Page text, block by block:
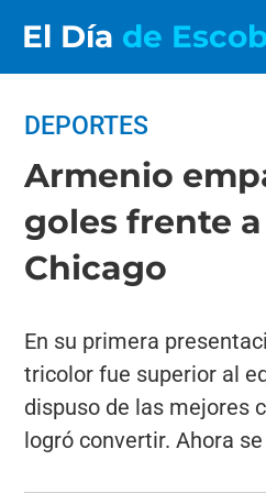
El Día de
DEPORTES
Armenio
goles frente
Chicago
En su primera
tricolor fue superior al
dispuso de las mejores
logró convertir. Ahora